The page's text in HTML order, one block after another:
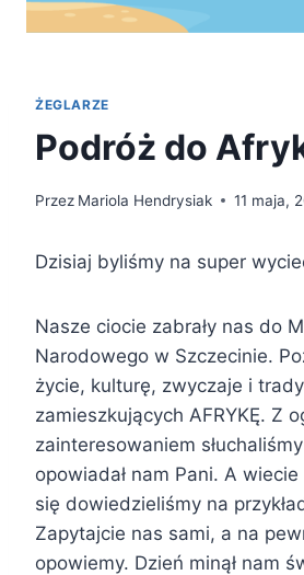
ŻEGLARZE
Podróż do
Przez Mariola Hendrysiak 11 maja,
Dzisiaj byliśmy na super
Nasze ciocie zabrały nas do
Narodowego w Szczecinie.
życie, kulturę, zwyczaje i
zamieszkujących AFRYKĘ. Z
zainteresowaniem
opowiadał nam Pani. A
się dowiedzieliśmy na
Zapytajcie nas sami, a na
opowiemy. Dzień minął nam